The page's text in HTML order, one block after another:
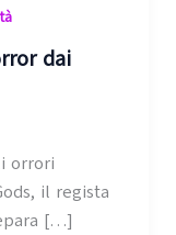
dai
orrori
il regista
[…]